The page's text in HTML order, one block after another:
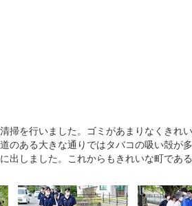
掃を行いました。ゴミがあまりなくきれ
のある大きな通りではタバコの吸い殻が
出しました。これからもきれいな町であ